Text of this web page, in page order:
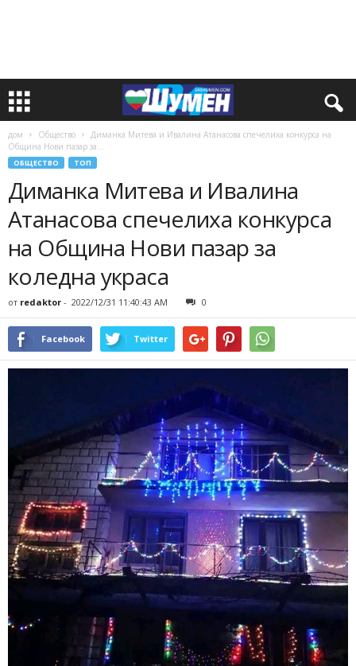
дом Общество
Диманка Митева и Ивалина Атанасова спечелиха конкурса на
Община Нови пазар за...
ОБЩЕСТВО ТОП
Диманка Митева и Ивалина
Атанасова спечелиха конкурса
на Община Нови пазар за
коледна украса
от redaktor - 2022/12/31 11:40:43 AM 0
Facebook Twitter